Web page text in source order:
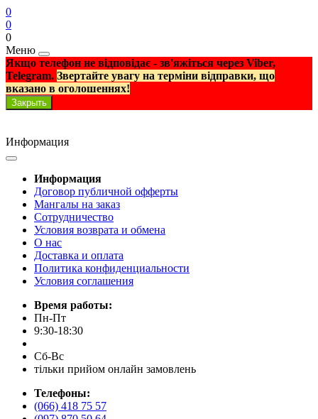
0
0
0
Меню
Якщо телефон не відповідає - зв'яжіться через Viber,
Telegram. Звертайте увагу на терміни відправки, що
вказано в оголошеннях!
Закрыть
Информация
Информация
Договор публичной офферты
Мангалы на заказ
Сотрудничество
Условия возврата и обмена
О нас
Доставка и оплата
Политика конфиденциальности
Условия соглашения
Время работы:
Пн-Пт
9:30-18:30
Сб-Вс
тільки прийом онлайн замовлень
Телефоны:
(066) 418 75 57